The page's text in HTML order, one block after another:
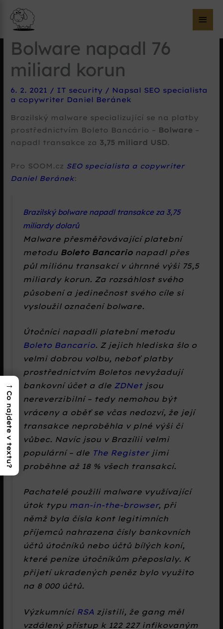
Bolware napadl 76
miliard korun
6. 2. 2021 / IT security / Napsal SEO specialista
a copywriter Daniel Beránek
Brazilský malware specializující se na platby
prostřednictvím Boleto Bancário – Bolware –
napadl transakce za 3,75 miliard USD.
Pro SOOM.cz SEO specialista a copywriter
Daniel Beránek:
Brazilský bolware napadl transakce za 3,75
miliardy dolarů
Malware přesměřovávající platební
metodu Boleto Bancarionapadl přes
půl miliónu transakcí v úhrnné výši 75,5
miliardy korun. Za rozsáhlost svého
působení a jedinečnost svého cíle si
vysloužil označení bolware.
Útočníci napadli platební metodu
Boleto Bancario. Z jejich hlediska šlo o
velmi dobrou volbu, neboť platby
prostřednictvím Boletos nevyžadují
bankovní účet a dle ZDNetjsou
nereverzibilní – tedy nemohou být
vráceny a oběť se včas nedozví, že její
transakce neproběhla v plné výši či
vůbec. Navíc jsou v Brazílii velmi
populární – dle The Registerjimi
proběhne až 18 % všech transakcí.
Pachatelé použili malware využívající
útok typu man-in-the-browser, při
němž byla čísla kont legitimních
příjemců nahrazena čísly bankovních
účtů útočníků nebo účtů bílých koní,
které peníze útočníkům přeposlaly. K
přijetí ukradených peněz bylo využito
na 8 000 účtů.
Výzkumníci RSA zjistili, že gang měl
vzdálený přístup k 122 227 infikovaným
→
Co najdete v textu?